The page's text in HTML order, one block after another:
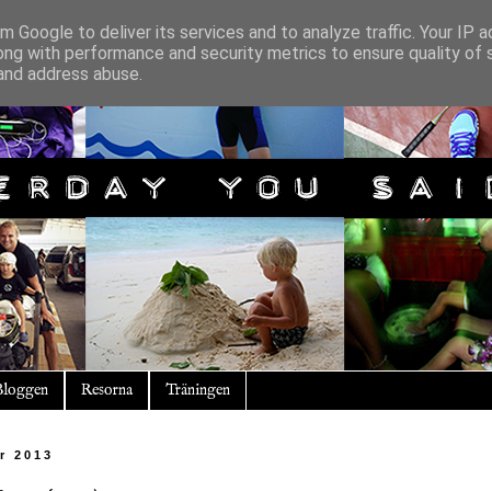
Resorna Träningen
2013
Google to deliver its services and to analyze traffic. Your IP
with performance and security metrics to ensure quality of
address abuse.